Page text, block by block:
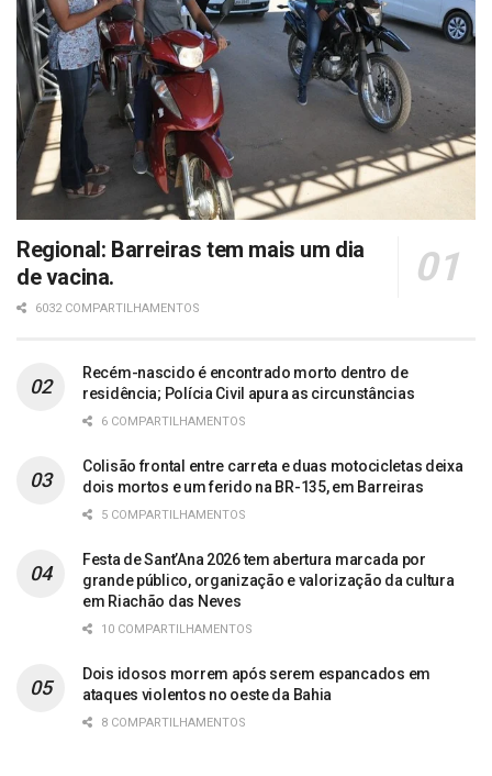
Regional: Barreiras tem mais um dia
de vacina.
6032 COMPARTILHAMENTOS
Recém-nascido é encontrado morto dentro de
residência; Polícia Civil apura as circunstâncias
6 COMPARTILHAMENTOS
Colisão frontal entre carreta e duas motocicletas deixa
dois mortos e um ferido na BR-135, em Barreiras
5 COMPARTILHAMENTOS
Festa de Sant’Ana 2026 tem abertura marcada por
grande público, organização e valorização da cultura
em Riachão das Neves
10 COMPARTILHAMENTOS
Dois idosos morrem após serem espancados em
ataques violentos no oeste da Bahia
8 COMPARTILHAMENTOS